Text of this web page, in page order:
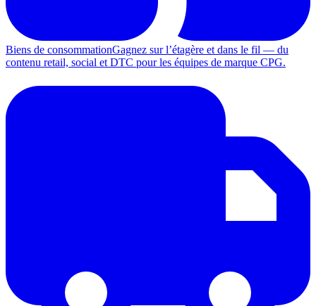
Biens de consommationGagnez sur l’étagère et dans le fil — du
contenu retail, social et DTC pour les équipes de marque CPG.